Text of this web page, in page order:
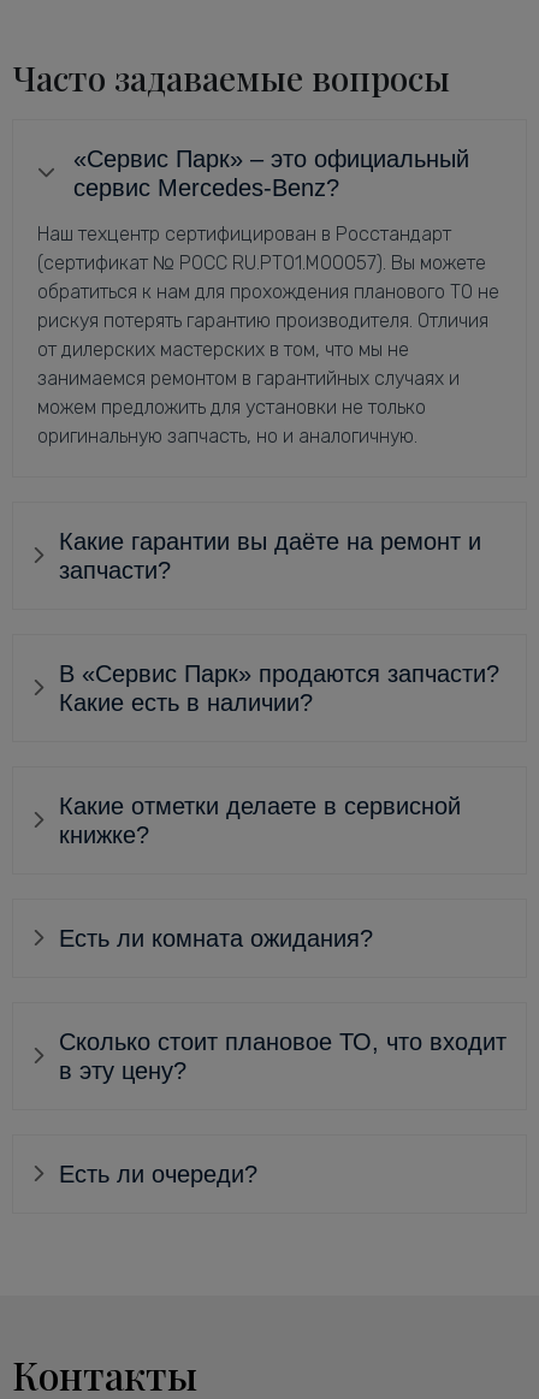
Часто задаваемые вопросы
«Сервис Парк» – это официальный
сервис Mercedes-Benz?
Наш техцентр сертифицирован в Росстандарт
(сертификат № РОСС RU.РТ01.М00057). Вы можете
обратиться к нам для прохождения планового ТО не
рискуя потерять гарантию производителя. Отличия
от дилерских мастерских в том, что мы не
занимаемся ремонтом в гарантийных случаях и
можем предложить для установки не только
оригинальную запчасть, но и аналогичную.
Какие гарантии вы даёте на ремонт и
запчасти?
В «Сервис Парк» продаются запчасти?
Какие есть в наличии?
Какие отметки делаете в сервисной
книжке?
Есть ли комната ожидания?
Сколько стоит плановое ТО, что входит
в эту цену?
Есть ли очереди?
Контакты